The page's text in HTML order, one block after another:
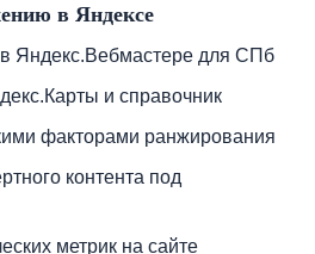
в Яндексе
в Яндекс.Вебмастере для СПб
и справочник
факторами ранжирования
контента под
метрик на сайте